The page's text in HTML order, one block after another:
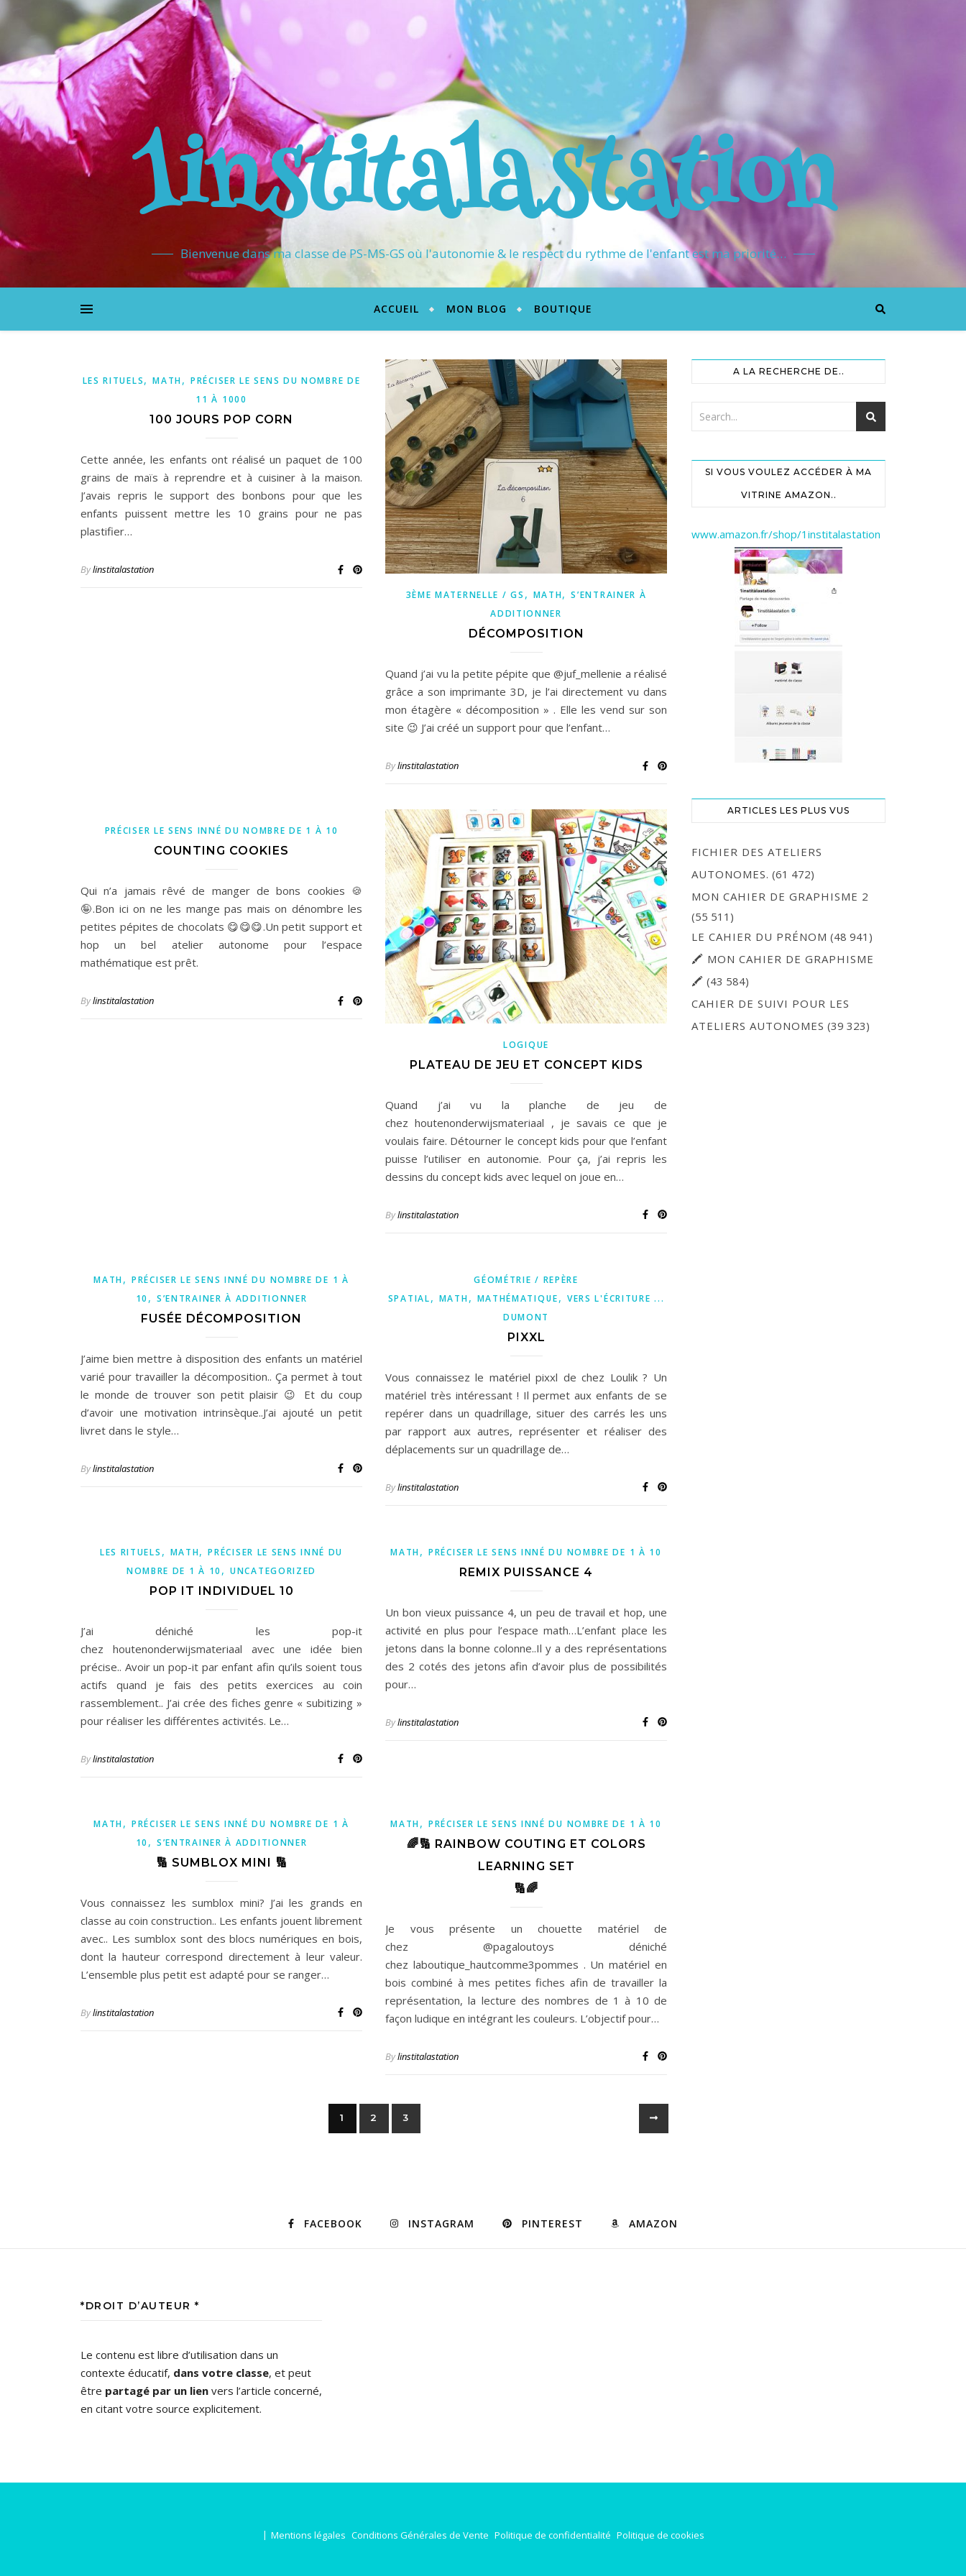
1institalastation
Bienvenue dans ma classe de PS-MS-GS où l'autonomie & le respect du rythme de l'enfant est ma priorité…
ACCUEIL MON BLOG BOUTIQUE
LES RITUELS,MATH,PRÉCISER LE SENS DU NOMBRE DE
11 À 1000
100 JOURS POP CORN
Cette année, les enfants ont réalisé un paquet de 100
grains de maïs à reprendre et à cuisiner à la maison.
J’avais repris le support des bonbons pour que les
enfants puissent mettre les 10 grains pour ne pas
plastifier…
Bylinstitalastation
3ÈME MATERNELLE / GS , MATH,S’ENTRAINER À
ADDITIONNER
DÉCOMPOSITION
Quand j’ai vu la petite pépite que @juf_mellenie a réalisé
grâce a son imprimante 3D, je l’ai directement vu dans
mon étagère « décomposition » . Elle les vend sur son
site 😉 J’ai créé un support pour que l’enfant…
Bylinstitalastation
PRÉCISER LE SENS INNÉ DU NOMBRE DE 1 À 10
COUNTING COOKIES
Qui n’a jamais rêvé de manger de bons cookies 🍪
🤪.Bon ici on ne les mange pas mais on dénombre les
petites pépites de chocolats 😋😋😋.Un petit support et
hop un bel atelier autonome pour l’espace
mathématique est prêt.
Bylinstitalastation
LOGIQUE
PLATEAU DE JEU ET CONCEPT KIDS
Quand j’ai vu la planche de jeu de
chez houtenonderwijsmateriaal , je savais ce que je
voulais faire. Détourner le concept kids pour que l’enfant
puisse l’utiliser en autonomie. Pour ça, j’ai repris les
dessins du concept kids avec lequel on joue en…
Bylinstitalastation
MATH,PRÉCISER LE SENS INNÉ DU NOMBRE DE 1 À
10 , S’ENTRAINER À ADDITIONNER
FUSÉE DÉCOMPOSITION
J’aime bien mettre à disposition des enfants un matériel
varié pour travailler la décomposition.. Ça permet à tout
le monde de trouver son petit plaisir 😉 Et du coup
d’avoir une motivation intrinsèque..J’ai ajouté un petit
livret dans le style…
Bylinstitalastation
GÉOMÉTRIE / REPÈRE
SPATIAL, MATH, MATHÉMATIQUE, VERS L'ÉCRITURE ...
DUMONT
PIXXL
Vous connaissez le matériel pixxl de chez Loulik ? Un
matériel très intéressant ! Il permet aux enfants de se
repérer dans un quadrillage, situer des carrés les uns
par rapport aux autres, représenter et réaliser des
déplacements sur un quadrillage de…
Bylinstitalastation
LES RITUELS , MATH,PRÉCISER LE SENS INNÉ DU
NOMBRE DE 1 À 10 ,UNCATEGORIZED
POP IT INDIVIDUEL 10
J’ai déniché les pop-it
chez houtenonderwijsmateriaal avec une idée bien
précise.. Avoir un pop-it par enfant afin qu’ils soient tous
actifs quand je fais des petits exercices au coin
rassemblement.. J’ai crée des fiches genre « subitizing »
pour réaliser les différentes activités. Le…
Bylinstitalastation
MATH,PRÉCISER LE SENS INNÉ DU NOMBRE DE 1 À 10
REMIX PUISSANCE 4
Un bon vieux puissance 4, un peu de travail et hop, une
activité en plus pour l’espace math…L’enfant place les
jetons dans la bonne colonne..Il y a des représentations
des 2 cotés des jetons afin d’avoir plus de possibilités
pour…
Bylinstitalastation
MATH,PRÉCISER LE SENS INNÉ DU NOMBRE DE 1 À
10 , S’ENTRAINER À ADDITIONNER
🔢 SUMBLOX MINI 🔢
Vous connaissez les sumblox mini? J’ai les grands en
classe au coin construction.. Les enfants jouent librement
avec.. Les sumblox sont des blocs numériques en bois,
dont la hauteur correspond directement à leur valeur.
L’ensemble plus petit est adapté pour se ranger…
Bylinstitalastation
MATH,PRÉCISER LE SENS INNÉ DU NOMBRE DE 1 À 10
🌈🔢 RAINBOW COUTING ET COLORS
LEARNING SET
🔢🌈
Je vous présente un chouette matériel de
chez @pagaloutoys déniché
chez laboutique_hautcomme3pommes . Un matériel en
bois combiné à mes petites fiches afin de travailler la
représentation, la lecture des nombres de 1 à 10 de
façon ludique en intégrant les couleurs. L’objectif pour…
Bylinstitalastation
1 2 3
A LA RECHERCHE DE..
SI VOUS VOULEZ ACCÉDER À MA
VITRINE AMAZON..
www.amazon.fr/shop/1institalastation
ARTICLES LES PLUS VUS
FICHIER DES ATELIERS
AUTONOMES. (61 472)
MON CAHIER DE GRAPHISME 2
(55 511)
LE CAHIER DU PRÉNOM (48 941)
🖍 MON CAHIER DE GRAPHISME
🖍 (43 584)
CAHIER DE SUIVI POUR LES
ATELIERS AUTONOMES (39 323)
FACEBOOK INSTAGRAM PINTEREST AMAZON
*DROIT D’AUTEUR *
Le contenu est libre d’utilisation dans un
contexte éducatif, dans votre classe, et peut
être partagé par un lien vers l’article concerné,
en citant votre source explicitement.
Mentions légales Conditions Générales de Vente Politique de confidentialité Politique de cookies